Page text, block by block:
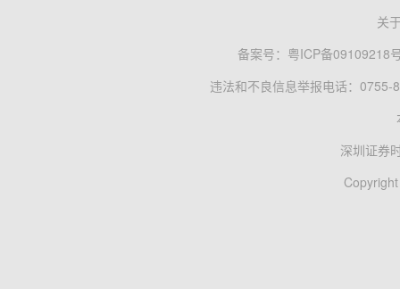
关
备案号： 粤ICP备09109218
违法和不良信息举报电话：0755-
深圳证券